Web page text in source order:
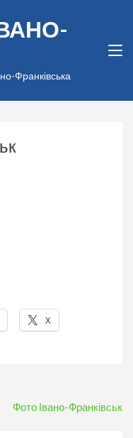
Франківська
X
Фото Івано-Франківськ